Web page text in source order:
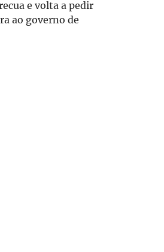
e volta a pedir
ao governo de